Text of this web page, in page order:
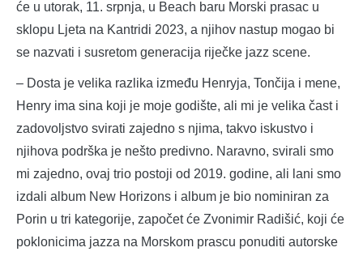
će u utorak, 11. srpnja, u Beach baru Morski prasac u
sklopu Ljeta na Kantridi 2023, a njihov nastup mogao bi
se nazvati i susretom generacija riječke jazz scene.
– Dosta je velika razlika između Henryja, Tončija i mene,
Henry ima sina koji je moje godište, ali mi je velika čast i
zadovoljstvo svirati zajedno s njima, takvo iskustvo i
njihova podrška je nešto predivno. Naravno, svirali smo
mi zajedno, ovaj trio postoji od 2019. godine, ali lani smo
izdali album New Horizons i album je bio nominiran za
Porin u tri kategorije, započet će Zvonimir Radišić, koji će
poklonicima jazza na Morskom prascu ponuditi autorske